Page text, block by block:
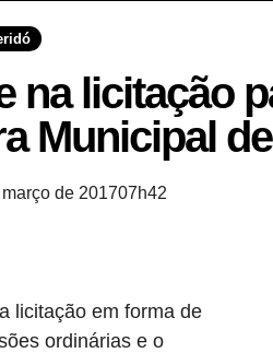
na licitação
Municipal
de 201707h42
licitação em forma de
ordinárias e o